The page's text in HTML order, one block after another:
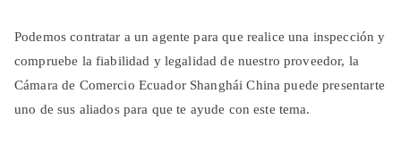
Podemos contratar a un agente para que realice una inspección y
compruebe la fiabilidad y legalidad de nuestro proveedor, la
Cámara de Comercio Ecuador Shanghái China puede presentarte
uno de sus aliados para que te ayude con este tema.